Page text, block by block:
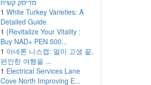
מדיסק קשיח
1 White Turkey Varieties: A
Detailed Guide
1 {Revitalize Your Vitality :
Buy NAD+ PEN 500...
1 아네론 니스캡: 멀미 고생 끝,
편안한 여행을 ...
1 Electrical Services Lane
Cove North Improving E...